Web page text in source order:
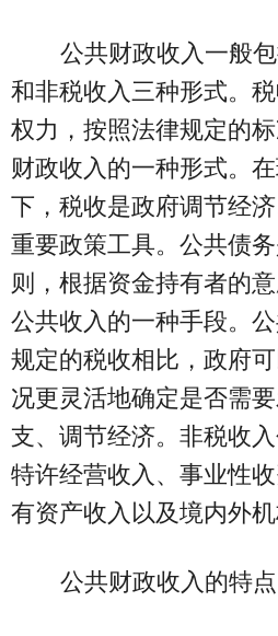
公共财政收入一般
和非税收入三种形式。
权力，按照法律规定的
财政收入的一种形式。
下，税收是政府调节经
重要政策工具。公共债
则，根据资金持有者的
公共收入的一种手段。
规定的税收相比，政府
况更灵活地确定是否需
支、调节经济。非税收入
特许经营收入、事业性
有资产收入以及境内外机
公共财政收入的特点